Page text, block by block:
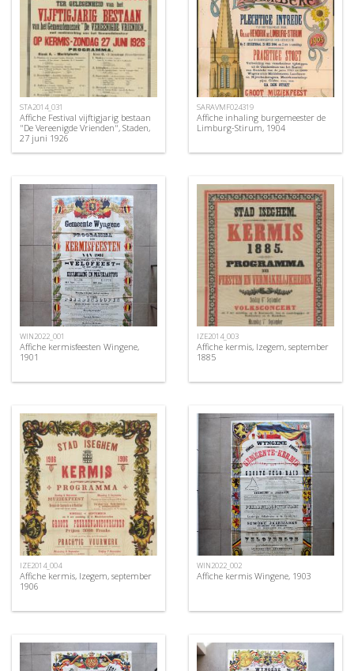
STA2014_031
Affiche Festival vijftigjarig bestaan
"De Vereenigde Vrienden", Staden,
27 juni 1926
SARAVMF024319
Affiche inhaling burgemeester de
Limburg-Stirum, 1904
WIN2022_001
Affiche kermisfeesten Wingene,
1901
IZE2014_003
Affiche kermis, Izegem, september
1885
IZE2014_004
Affiche kermis, Izegem, september
1906
WIN2022_002
Affiche kermis Wingene, 1903